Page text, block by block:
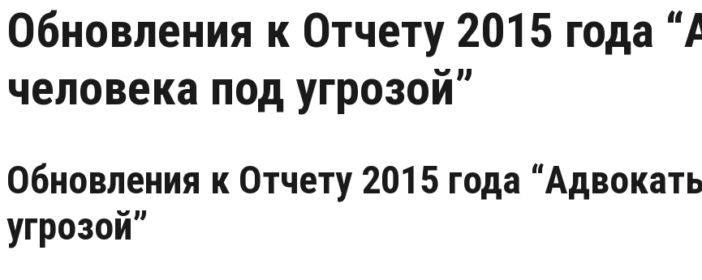
Обновления к Отчету 2015 года
человека под угрозой”
Обновления к Отчету 2015 года
угрозой”